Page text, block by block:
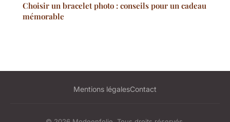
Choisir un bracelet photo : conseils pour un cadeau
mémorable
Mentions légalesContact